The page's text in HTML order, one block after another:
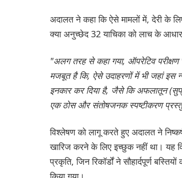
अदालत ने कहा कि ऐसे मामलों में, देरी के लिए
क्या अनुच्छेद 32 याचिका को लाच के आधार
"अलग तरह से कहा गया, ऑपरेटिव
मजबूत है कि, ऐसे उदाहरणों में भी जहां इस
इनकार कर दिया है, जैसे कि अफलातून
एक ठोस और संतोषजनक स्पष्टीकरण
विश्लेषण को लागू करते हुए अदालत ने
खारिज करने के लिए इच्छुक नहीं था। यह
प्रकृति, जिन रिकॉर्डों ने सौहार्दपूर्ण